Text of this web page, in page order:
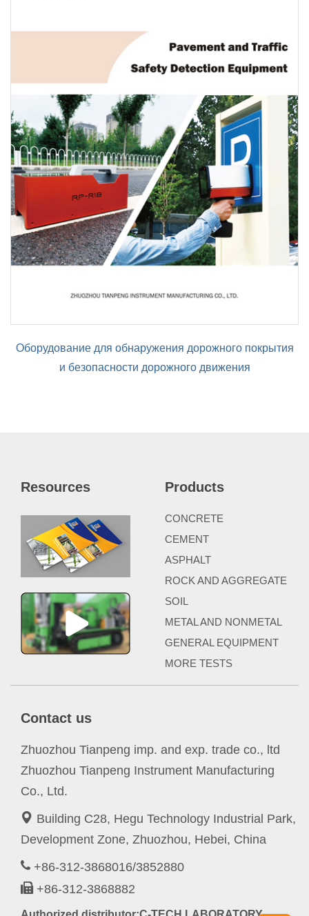
Оборудование для обнаружения дорожного покрытия
и безопасности дорожного движения
Resources Products
CONCRETE
CEMENT
ASPHALT
ROCK AND AGGREGATE
SOIL
METAL AND NONMETAL
GENERAL EQUIPMENT
MORE TESTS
Contact us
Zhuozhou Tianpeng imp. and exp. trade co., ltd
Zhuozhou Tianpeng Instrument Manufacturing
Co., Ltd.
Building C28, Hegu Technology Industrial Park,
Development Zone, Zhuozhou, Hebei, China
+86-312-3868016/3852880
+86-312-3868882